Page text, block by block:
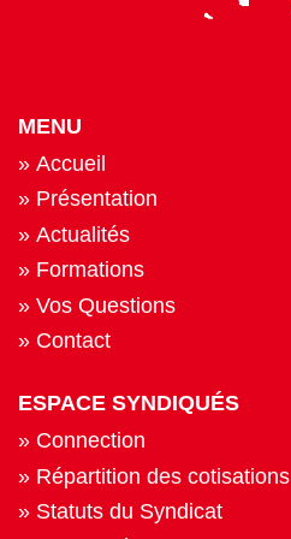
MENU
Accueil
Présentation
Actualités
Formations
Vos Questions
Contact
ESPACE SYNDIQUÉS
Connection
Répartition des cotisations
Statuts du Syndicat